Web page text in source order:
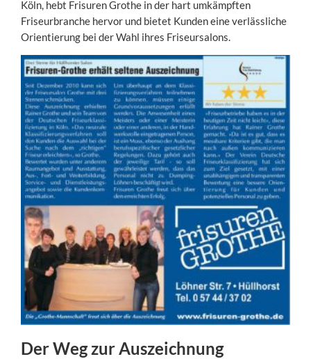
Köln, hebt Frisuren Grothe in der hart umkämpften
Friseurbranche hervor und bietet Kunden eine verlässliche
Orientierung bei der Wahl ihres Friseursalons.
Der Weg zur Auszeichnung